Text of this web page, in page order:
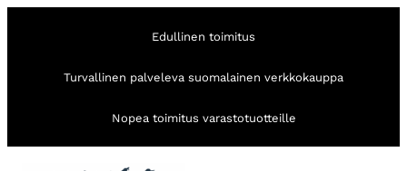
Edullinen toimitus
Turvallinen palveleva suomalainen verkkokauppa
Nopea toimitus varastotuotteille